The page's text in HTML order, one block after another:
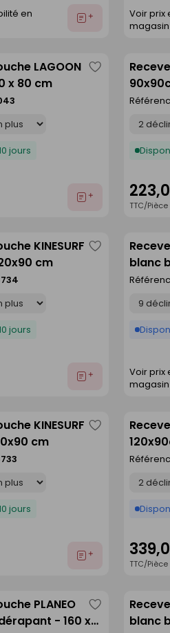
en
Ajouter
Voir prix
magasin
LAGOON
x 80 cm
jours
Ajouter
Enregistrer
comme
TTC/Pièce
KINESURF
cm
jours
Ajouter
Enregistrer
commeblanc
Voir prix
magasin
KINESURF
cm
jours
Ajouter
Enregistrer
comme
TTC/Pièce
PLANEO
- 160 x
Enregistrer
commeblanc